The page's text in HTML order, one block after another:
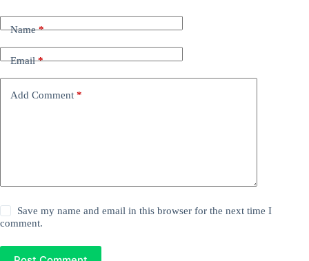
Name*
Email*
Add Comment *
Save my name and email in this browser for the next time I
comment.